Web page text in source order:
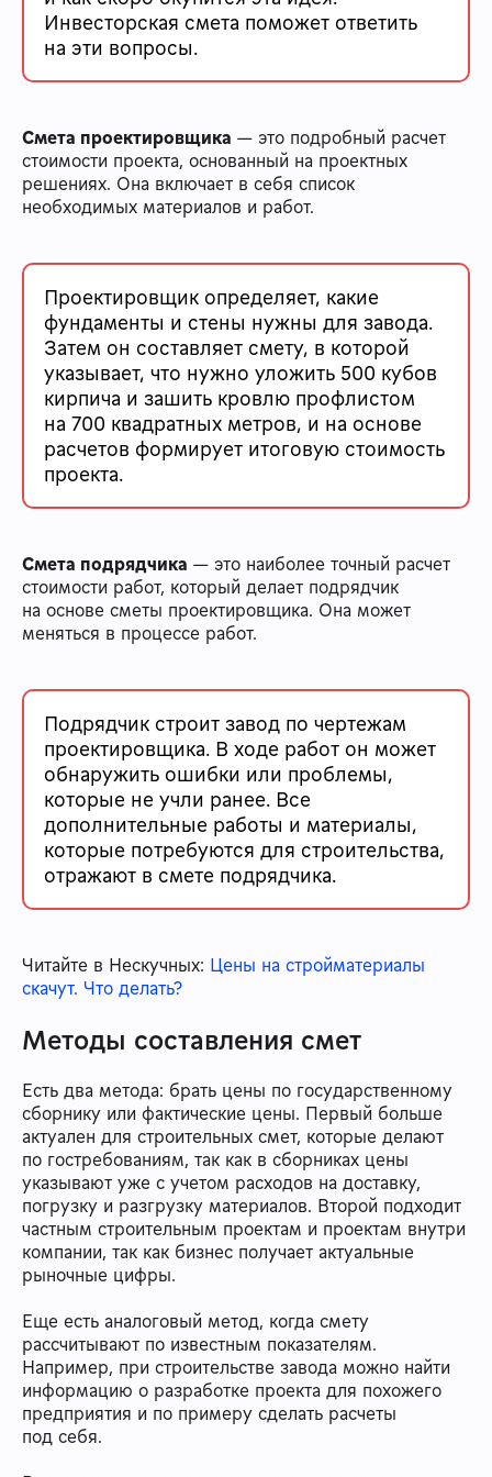
Инвесторская смета поможет ответить
на эти вопросы.
Смета проектировщика — это подробный расчет
стоимости проекта, основанный на проектных
решениях. Она включает в себя список
необходимых материалов и работ.
Проектировщик определяет, какие
фундаменты и стены нужны для завода.
Затем он составляет смету, в которой
указывает, что нужно уложить 500 кубов
кирпича и зашить кровлю профлистом
на 700 квадратных метров, и на основе
расчетов формирует итоговую стоимость
проекта.
Смета подрядчика — это наиболее точный расчет
стоимости работ, который делает подрядчик
на основе сметы проектировщика. Она может
меняться в процессе работ.
Подрядчик строит завод по чертежам
проектировщика. В ходе работ он может
обнаружить ошибки или проблемы,
которые не учли ранее. Все
дополнительные работы и материалы,
которые потребуются для строительства,
отражают в смете подрядчика.
Читайте в Нескучных: Цены на стройматериалы
скачут. Что делать?
Методы составления смет
Есть два метода: брать цены по государственному
сборнику или фактические цены. Первый больше
актуален для строительных смет, которые делают
по гостребованиям, так как в сборниках цены
указывают уже с учетом расходов на доставку,
погрузку и разгрузку материалов. Второй подходит
частным строительным проектам и проектам внутри
компании, так как бизнес получает актуальные
рыночные цифры.
Еще есть аналоговый метод, когда смету
рассчитывают по известным показателям.
Например, при строительстве завода можно найти
информацию о разработке проекта для похожего
предприятия и по примеру сделать расчеты
под себя.